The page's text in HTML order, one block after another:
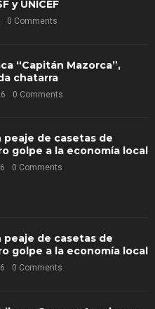
y UNICEF
0 Comments
“Capitán Mazorca”,
chatarra
0 Comments
de casetas de
golpe a la economía local
0 Comments
de casetas de
golpe a la economía local
0 Comments